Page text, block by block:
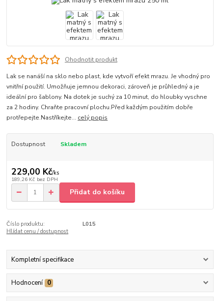
Ohodnotit produkt
Lak se nanáší na sklo nebo plast, kde vytvoří efekt mrazu. Je vhodný pro
vnitřní použití. Umožňuje jemnou dekoraci, zároveň je průhledný a je
ideální pro šablony. Na dotek je suchý za 10 minut, do hloubky vyschne
za 2 hodiny. Chraňte pracovní plochu.Před každým použitím dobře
protřepejte.Nastříkejte... celý popis
Dostupnost Skladem
229,00 Kč/ks
189,26 Kč bez DPH
Přidat do košíku
Číslo produktu:
L015
Hlídat cenu / dostupnost
Kompletní specifikace
Hodnocení 0